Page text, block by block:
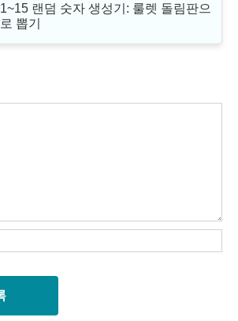
1~15 랜덤 숫자 생성기: 룰렛 돌림판으
로 뽑기